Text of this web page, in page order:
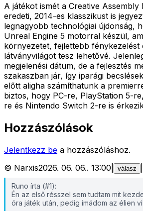
A játékot ismét a Creative Assembly
eredeti, 2014-es klasszikust is
legnagyobb technológiai újdonság,
Unreal Engine 5 motorral készül,
környezetet, fejlettebb fénykezelést
látványvilágot tesz lehetővé.
megjelenési dátum, de a fejlesztés
szakaszban jár, így iparági
előtt aligha számíthatunk a
biztos, hogy PC-re, PlayStation 5-
re és Nintendo Switch 2-re is
Hozzászólások
Jelentkezz be a hozzászóláshoz.
© Narxis2026. 06. 06.. 13:00 válasz
Runo írta (#1):
Én az első résszel sem tudtam mit
óra játék után, pedig imádom az élien